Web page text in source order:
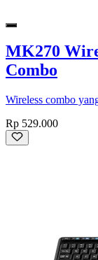
MK270
Combo
Wireless combo
Rp 529.000